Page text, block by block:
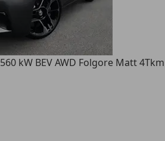
560 kW BEV AWD Folgore Matt 4Tkm